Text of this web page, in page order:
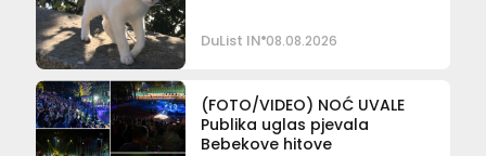
DuList IN 08.08.2026
(FOTO/VIDEO) NOĆ UVALE
Publika uglas pjevala
Bebekove hitove